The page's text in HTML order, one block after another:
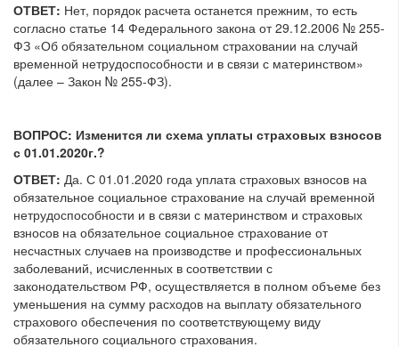
ОТВЕТ: Нет, порядок расчета останется прежним, то есть
согласно статье 14 Федерального закона от 29.12.2006 № 255-
ФЗ «Об обязательном социальном страховании на случай
временной нетрудоспособности и в связи с материнством»
(далее – Закон № 255-ФЗ).
ВОПРОС: Изменится ли схема уплаты страховых взносов
с 01.01.2020г.?
ОТВЕТ: Да. С 01.01.2020 года уплата страховых взносов на
обязательное социальное страхование на случай временной
нетрудоспособности и в связи с материнством и страховых
взносов на обязательное социальное страхование от
несчастных случаев на производстве и профессиональных
заболеваний, исчисленных в соответствии с
законодательством РФ, осуществляется в полном объеме без
уменьшения на сумму расходов на выплату обязательного
страхового обеспечения по соответствующему виду
обязательного социального страхования.